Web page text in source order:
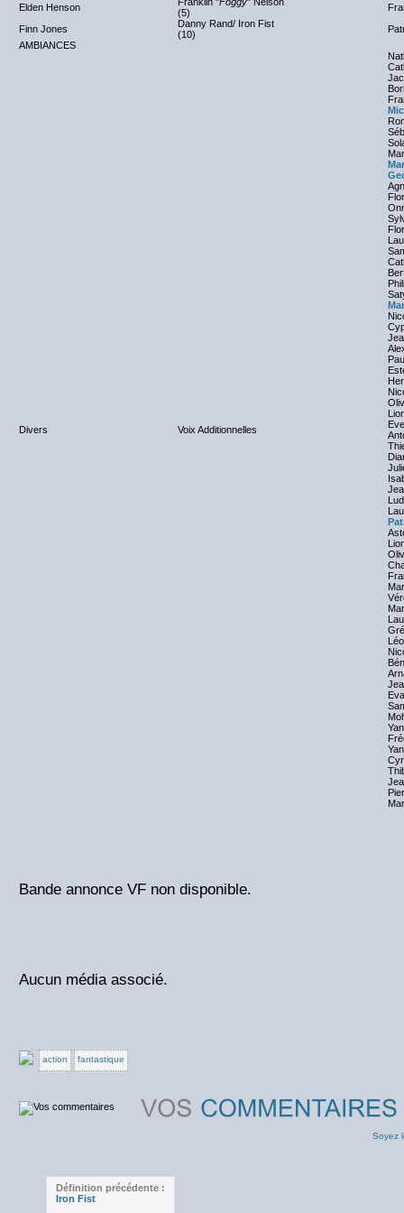
Elden Henson
(5)
Finn Jones
Danny Rand/ Iron Fist
(10)
AMBIANCES
Divers Voix Additionnelles
Bande annonce VF non disponible.
Aucun média associé.
action fantastique
Soyez
Définition précédente :
Iron Fist